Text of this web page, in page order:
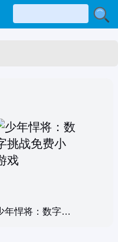
少年悍将：数字挑战